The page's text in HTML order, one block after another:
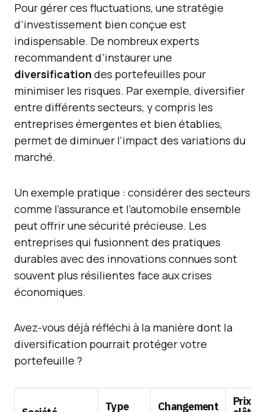
Pour gérer ces fluctuations, une stratégie
d’investissement bien conçue est
indispensable. De nombreux experts
recommandent d’instaurer une
diversification des portefeuilles pour
minimiser les risques. Par exemple, diversifier
entre différents secteurs, y compris les
entreprises émergentes et bien établies,
permet de diminuer l’impact des variations du
marché.
Un exemple pratique : considérer des secteurs
comme l’assurance et l’automobile ensemble
peut offrir une sécurité précieuse. Les
entreprises qui fusionnent des pratiques
durables avec des innovations connues sont
souvent plus résilientes face aux crises
économiques.
Avez-vous déjà réfléchi à la manière dont la
diversification pourrait protéger votre
portefeuille ?
Type
Changement
Prix de